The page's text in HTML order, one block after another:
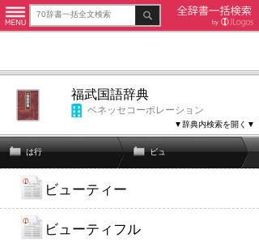
福武国語辞典
ベネッセコーポレーション
▼辞典内検索を開く▼
は行 ビュ
ビューティー
ビューティフル